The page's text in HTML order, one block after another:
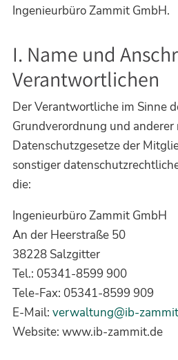
Ingenieurbüro Zammit GmbH.
I. Name und
Verantwortlichen
Der Verantwortliche im Sinne
Grundverordnung und anderer
Datenschutzgesetze der
sonstiger
die:
Ingenieurbüro Zammit GmbH
An der Heerstraße 50
38228 Salzgitter
Tel.: 05341-8599 900
Tele-Fax: 05341-8599 909
E-Mail: verwaltung@ib-
Website: www.ib-zammit.de